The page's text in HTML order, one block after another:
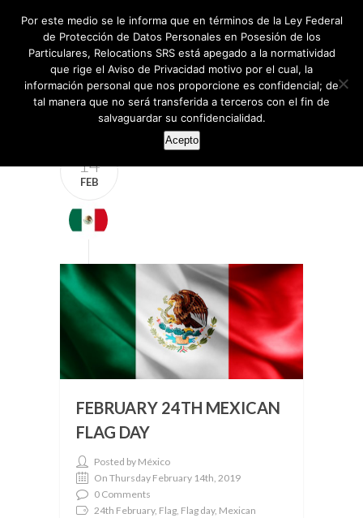
14
FEB
FEBRUARY 24TH MEXICAN
FLAG DAY
Posted by México
On Thursday February 14th, 2019
0 Comments
24th February, Flag, Flag day, Mexican
Por este medio se le informa que en términos de la Ley Federal
de Protección de Datos Personales en Posesión de los
Particulares, Relocations SRS está apegado a la normatividad
que rige el Aviso de Privacidad motivo por el cual, la
información personal que nos proporcione es confidencial; de
tal manera que no será transferida a terceros con el fin de
salvaguardar su confidencialidad.
Acepto